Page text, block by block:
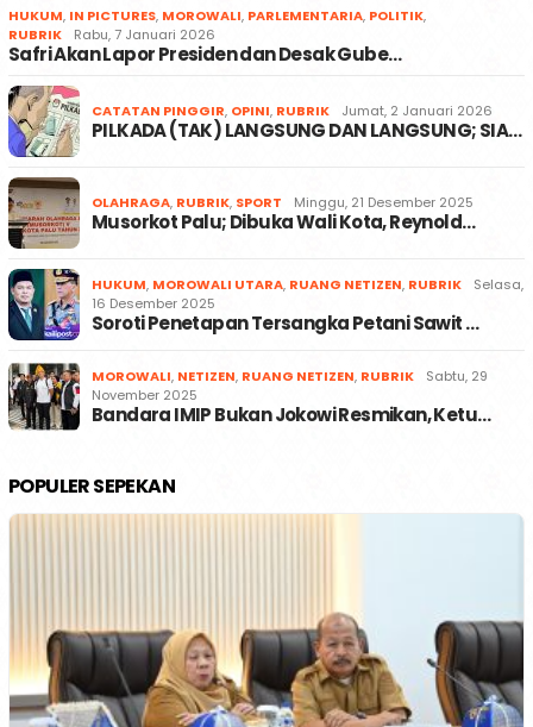
HUKUM, IN PICTURES, MOROWALI, PARLEMENTARIA, POLITIK,
RUBRIK
Rabu, 7 Januari 2026
Safri Akan Lapor Presiden dan Desak Gube…
CATATAN PINGGIR, OPINI, RUBRIK Jumat, 2 Januari 2026
PILKADA (TAK) LANGSUNG DAN LANGSUNG; SIA…
OLAHRAGA, RUBRIK, SPORT Minggu, 21 Desember 2025
Musorkot Palu; Dibuka Wali Kota, Reynold…
HUKUM, MOROWALI UTARA, RUANG NETIZEN, RUBRIK
Selasa,
16 Desember 2025
Soroti Penetapan Tersangka Petani Sawit …
MOROWALI, NETIZEN, RUANG NETIZEN, RUBRIK
Sabtu, 29
November 2025
Bandara IMIP Bukan Jokowi Resmikan, Ketu…
POPULER SEPEKAN